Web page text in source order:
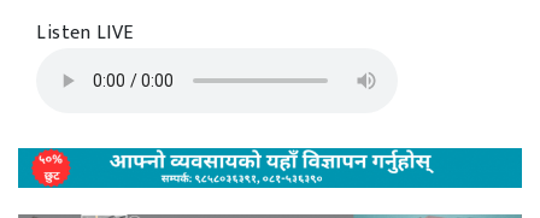
Listen LIVE